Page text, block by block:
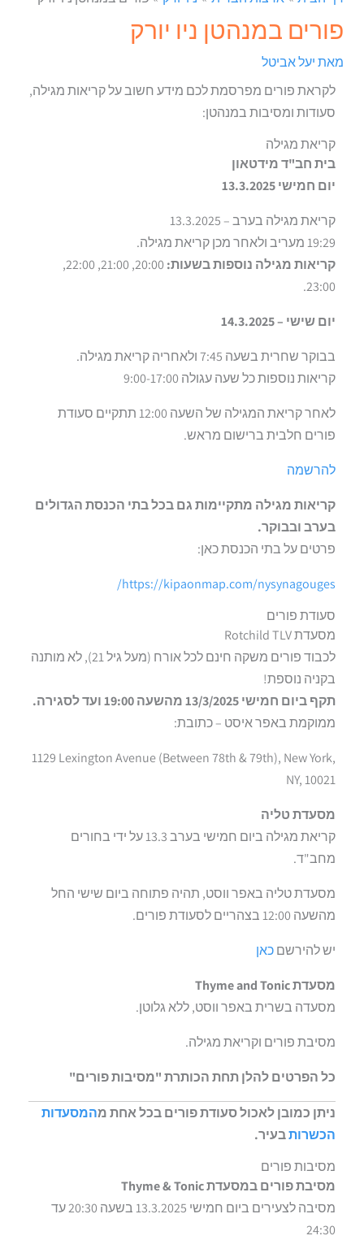
פורים במנהטן ניו יורק
מאתיעל אביטל
לקראת פורים מפרסמת לכם מידע חשוב על קריאות מגילה,
סעודות ומסיבות במנהטן:
קריאת מגילה
בית חב"ד מידטאון
יום חמישי 13.3.2025
קריאת מגילה בערב – 13.3.2025
19:29 מעריב ולאחר מכן קריאת מגילה.
קריאות מגילה נוספות בשעות:
20:00, 21:00, 22:00,
23:00.
יום שישי – 14.3.2025
בבוקר שחרית בשעה 7:45 ולאחריה קריאת מגילה.
קריאות נוספות כל שעה עגולה 9:00-17:00
לאחר קריאת המגילה של השעה 12:00 תתקיים סעודת
פורים חלבית ברישום מראש.
להרשמה
קריאות מגילה מתקיימות גם בכל בתי הכנסת הגדולים
בערב ובבוקר.
פרטים על בתי הכנסת כאן:
https://kipaonmap.com/nysynagouges/
סעודת פורים
מסעדת Rotchild TLV
לכבוד פורים משקה חינם לכל אורח (מעל גיל 21), לא מותנה
בקניה נוספת!
תקף ביום חמישי 13/3/2025 מהשעה 19:00 ועד לסגירה.
ממוקמת באפר איסט – כתובת:
1129 Lexington Avenue (Between 78th & 79th), New York,
NY, 10021
מסעדת טליה
קריאת מגילה ביום חמישי בערב 13.3 על ידי בחורים
מחב"ד.
מסעדת טליה באפר ווסט, תהיה פתוחה ביום שישי החל
מהשעה 12:00 בצהריים לסעודת פורים.
יש להירשםכאן
מסעדתThyme and Tonic
מסעדה בשרית באפר ווסט, ללא גלוטן.
מסיבת פורים וקריאת מגילה.
כל הפרטים להלן תחת הכותרת "מסיבות פורים"
ניתן כמובן לאכול סעודת פורים בכל אחת מהמסעדות
הכשרותבעיר.
מסיבות פורים
מסיבת פורים במסעדת Thyme & Tonic
מסיבה לצעירים ביום חמישי 13.3.2025 בשעה 20:30 עד
24:30